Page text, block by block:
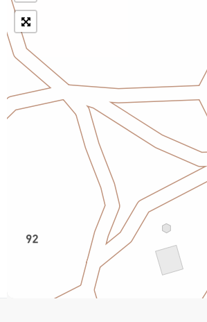
Укрпошта Стандарт/тариф
Доставка за межі України
Прийом вантажів